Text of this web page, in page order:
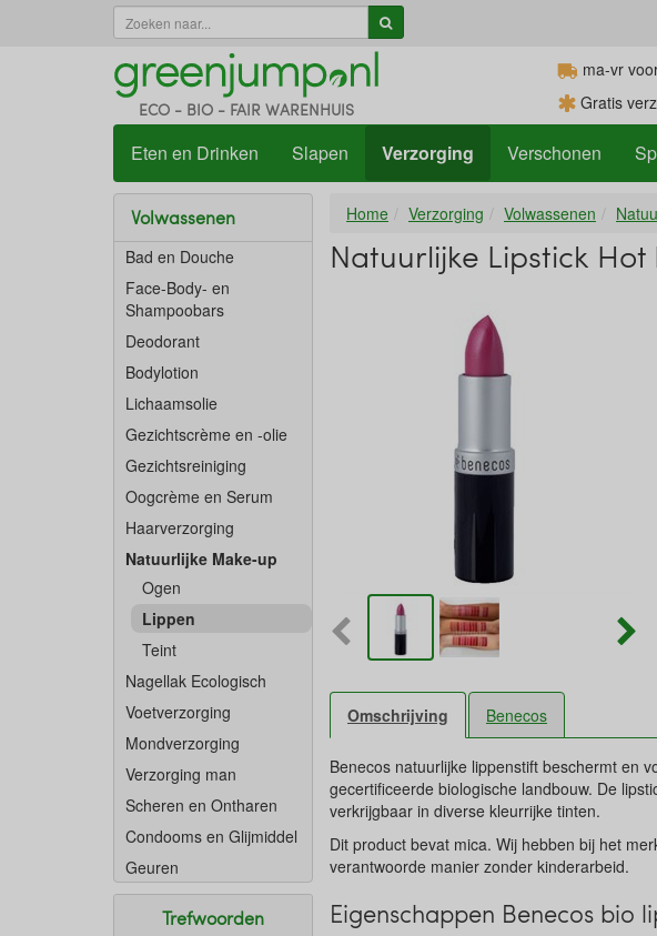
ECO - BIO - FAIR WARENHUIS
ma-vr
Gratis
Eten en Drinken Slapen Verzorging Verschonen
Volwassenen
Bad en Douche
Face-Body- en
Shampoobars
Deodorant
Bodylotion
Lichaamsolie
Gezichtscrème en -olie
Gezichtsreiniging
Oogcrème en Serum
Haarverzorging
Natuurlijke Make-up
Ogen
Lippen
Teint
Nagellak Ecologisch
Voetverzorging
Mondverzorging
Verzorging man
Scheren en Ontharen
Condooms en Glijmiddel
Geuren
Trefwoorden
Home Verzorging Volwassenen
Natuurlijke Lipstick Hot
Omschrijving Benecos
Benecos natuurlijke lippenstift beschermt en
gecertificeerde biologische landbouw. De
verkrijgbaar in diverse kleurrijke tinten.
Dit product bevat mica. Wij hebben bij het
verantwoorde manier zonder kinderarbeid.
Eigenschappen Benecos bio